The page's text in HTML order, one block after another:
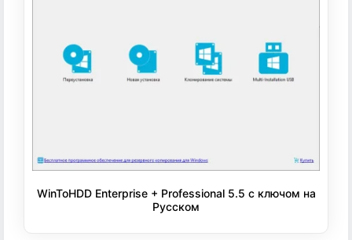
WinToHDD Enterprise + Professional 5.5 с ключом на
Русском